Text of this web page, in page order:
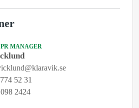
MANAGER
52 31
2424